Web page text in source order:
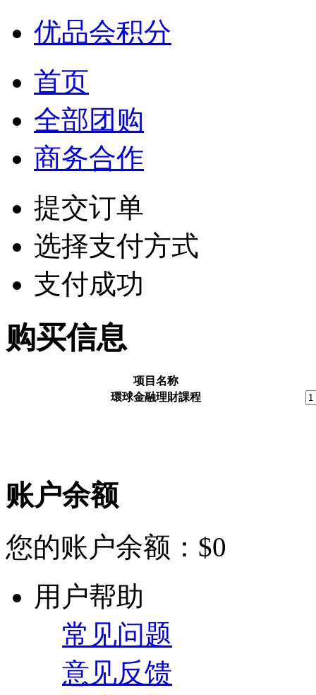
优品会积分
首页
全部团购
商务合作
提交订单
选择支付方式
支付成功
购买信息
项目名称
環球金融理財課程
账户余额
您的账户余额： $0
用户帮助
常见问题
意见反馈